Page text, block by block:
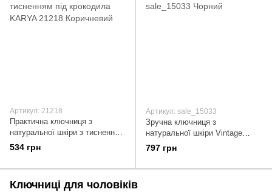
Артикул: 21218
Практична ключниця з
натуральної шкіри з тисненням
під крокодила KARYA 21218
Коричневий
534 грн
Артикул: sale_15033
Зручна ключниця з
натуральної шкіри Vintage
sale_15033 Чорний
797 грн
Ключниці для чоловіків